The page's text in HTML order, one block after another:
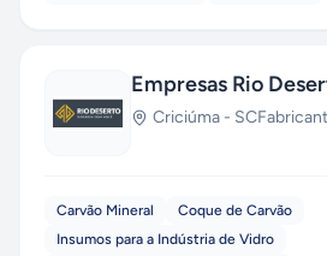
Empresas Rio
Criciúma - SC
Carvão Mineral
Coque de Carvão
Insumos para a Indústria de Vidro